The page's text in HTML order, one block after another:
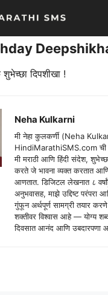
शुभेच्छा दिपशीखा !
Neha Kulkarni
मी नेहा कुलकर्णी (Neha
HindiMarathiSMS.com
मी मराठी आणि हिंदी संदेश,
करते जे भावना व्यक्त करतात
आणतात. डिजिटल लेखनात ८
अनुभवासह, माझे उद्दिष्ट परंपरा
गुंफून अर्थपूर्ण सामग्री तयार
शक्तीवर विश्वास आहे — योग्य शब्द
दिवसात आनंद आणि उबदारपणा